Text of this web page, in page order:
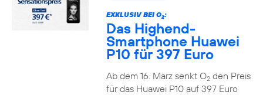
EXKLUSIV BEI O2:
Das Highend-
Smartphone Huawei
P10 für 397 Euro
Ab dem 16. März senkt O2den Preis
für das Huawei P10 auf 397 Euro